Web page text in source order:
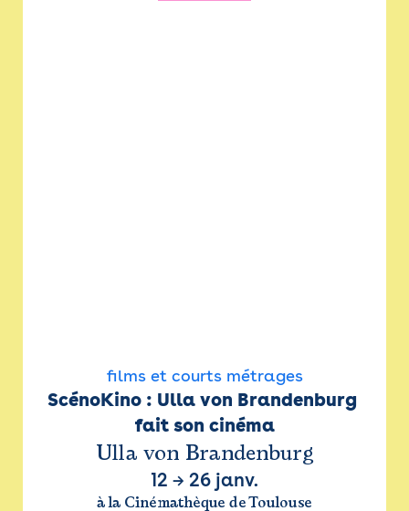
films et courts métrages
ScénoKino : Ulla von Brandenburg
fait son cinéma
Ulla von Brandenburg
12 → 26 janv.
à la Cinémathèque de Toulouse